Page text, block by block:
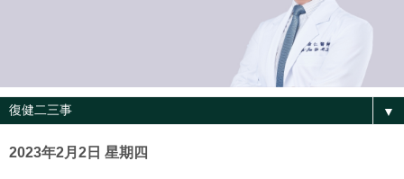
▼
2023年2月2日 星期四